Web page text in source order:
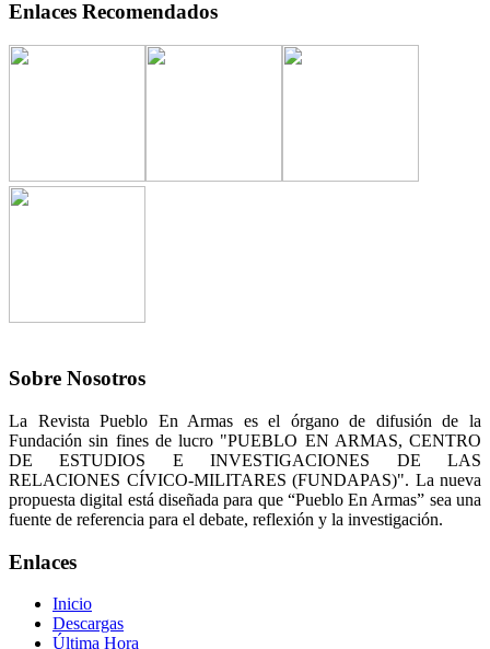
Enlaces Recomendados
Sobre Nosotros
La Revista Pueblo En Armas es el órgano de difusión de la
Fundación sin fines de lucro "PUEBLO EN ARMAS, CENTRO
DE ESTUDIOS E INVESTIGACIONES DE LAS
RELACIONES CÍVICO-MILITARES (FUNDAPAS)". La nueva
propuesta digital está diseñada para que “Pueblo En Armas” sea una
fuente de referencia para el debate, reflexión y la investigación.
Enlaces
Inicio
Descargas
Última Hora